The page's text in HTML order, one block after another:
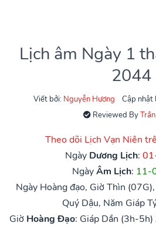
Lịch âm Ngày 1
2044
Viết bởi: Nguyễn Hương
Cập nhật
Reviewed By
Theo dõi Lịch Vạn Niên
Ngày Dương Lịch:
NgàyÂm Lịch: 11-
Ngày Hoàng đạo, Giờ Thìn
Quý Dậu, Năm Giáp
Giờ Hoàng Đạo: Giáp Dần (3h-5h)